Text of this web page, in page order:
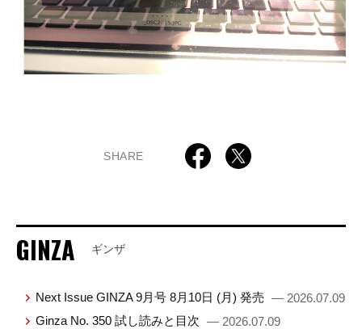
SHARE
GINZA ギンザ
Next Issue GINZA 9月号 8月10日 (月) 発売 — 2026.07.09
Ginza No. 350 試し読みと目次 — 2026.07.09